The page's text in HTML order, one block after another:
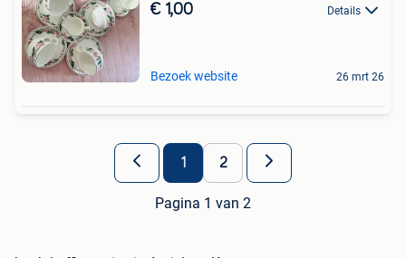
€ 1,00 Details
Bezoek website 26 mrt 26
1 2
Pagina 1 van 2